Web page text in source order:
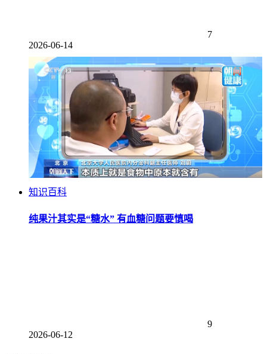
7
2026-06-14
知识百科
纯果汁其实是“糖水” 有血糖问题要慎喝
9
2026-06-12